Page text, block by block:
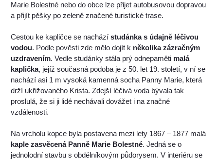
Marie Bolestné nebo do obce lze přijet autobusovou dopravou
a přijít pěšky po zeleně značené turistické trase.
Cestou ke kapličce se nacházístudánka s údajně léčivou
vodou. Podle pověsti zde mělo dojít k několika zázračným
uzdravením. Vedle studánky stála prý odnepaměti malá
kaplička, jejíž současná podoba je z 50. let 19. století, v ní se
nachází asi 1 m vysoká kamenná socha Panny Marie, která
drží ukřižovaného Krista. Zdejší léčivá voda bývala tak
proslulá, že si ji lidé nechávali dovážet i na značné
vzdálenosti.
Na vrcholu kopce byla postavena mezi lety 1867 – 1877 malá
kaple zasvěcená Panně Marie Bolestné. Jedná se o
jednolodní stavbu s obdélníkovým půdorysem. V interiéru se